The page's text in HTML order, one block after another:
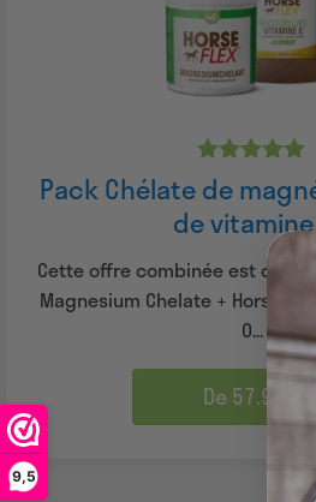
9,5
5.00
sur 5
Pack Chélate de
de vitamine
Cette offre combinée est
Magnesium Chelate + HorseFlex
O...
De 57.99 €